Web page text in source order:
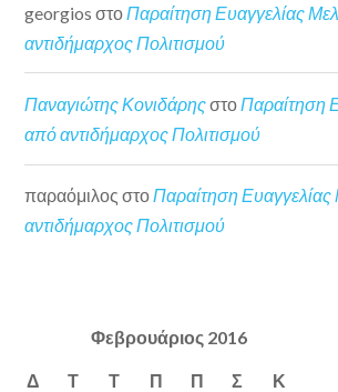
georgios στο Παραίτηση Ευαγγελίας
αντιδήμαρχος Πολιτισμού
Παναγιώτης ΚονιδάρηςστοΠαραίτηση
από αντιδήμαρχος Πολιτισμού
παραόμιλος στοΠαραίτηση
αντιδήμαρχος Πολιτισμού
Φεβρουάριος 2016
Δ Τ Τ Π Π Σ Κ